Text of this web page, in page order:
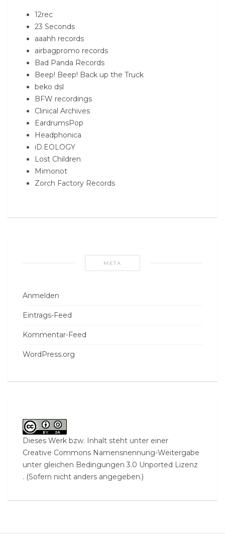
12rec
23 Seconds
aaahh records
airbagpromo records
Bad Panda Records
Beep! Beep! Back up the Truck
beko dsl
BFW recordings
Clinical Archives
EardrumsPop
Headphonica
iD.EOLOGY
Lost Children
Mimonot
Zorch Factory Records
META
Anmelden
Eintrags-Feed
Kommentar-Feed
WordPress.org
Dieses Werk bzw. Inhalt steht unter einer
Creative Commons Namensnennung-Weitergabe
unter gleichen Bedingungen 3.0 Unported Lizenz
. (Sofern nicht anders angegeben.)